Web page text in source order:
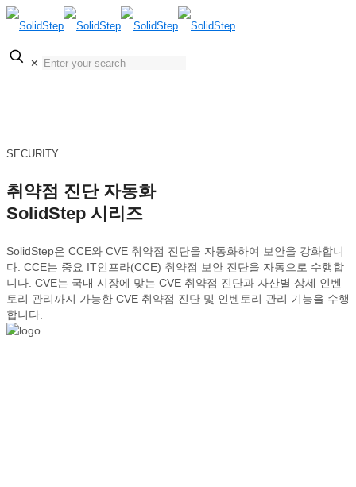
✕
SECURITY
취약점 진단 자동화
SolidStep 시리즈
SolidStep은 CCE와 CVE 취약점 진단을 자동화하여 보안을 강화합니
다. CCE는 중요 IT인프라(CCE) 취약점 보안 진단을 자동으로 수행합
니다. CVE는 국내 시장에 맞는 CVE 취약점 진단과 자산별 상세 인벤
토리 관리까지 가능한 CVE 취약점 진단 및 인벤토리 관리 기능을 수행
합니다.